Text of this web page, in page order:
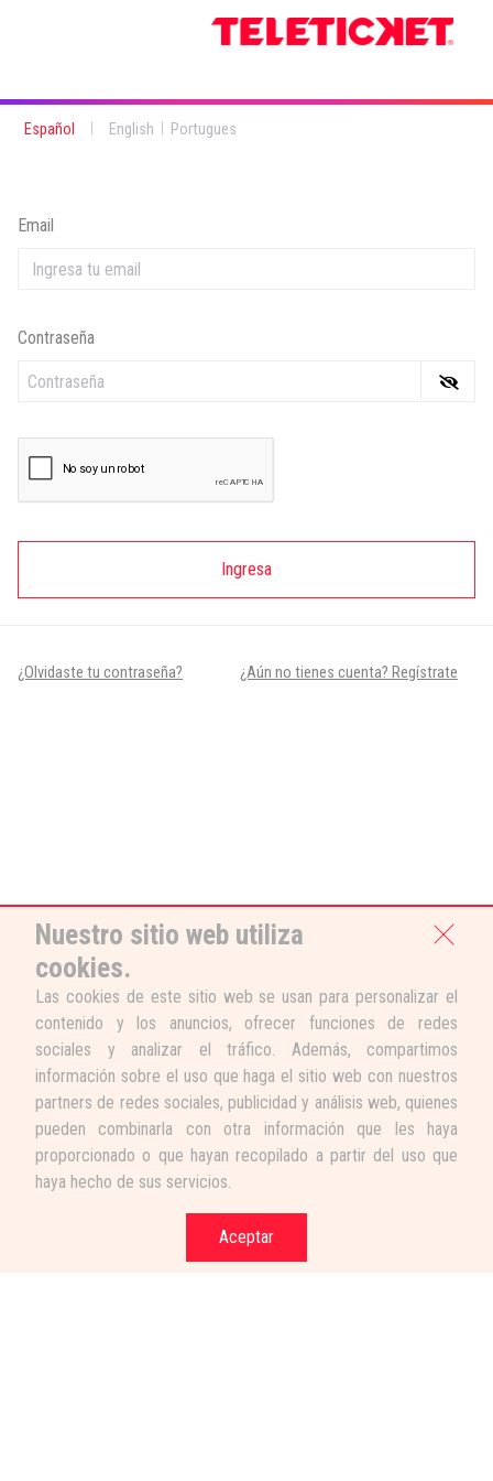
Español English Portugues
Email
Contraseña
Ingresa
¿Olvidaste tu contraseña? ¿Aún no tienes cuenta? Regístrate
Nuestro sitio web utiliza
cookies.
Las cookies de este sitio web se usan para personalizar el
contenido y los anuncios, ofrecer funciones de redes
sociales y analizar el tráfico. Además, compartimos
información sobre el uso que haga el sitio web con nuestros
partners de redes sociales, publicidad y análisis web, quienes
pueden combinarla con otra información que les haya
proporcionado o que hayan recopilado a partir del uso que
haya hecho de sus servicios.
Aceptar